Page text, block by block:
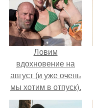
Ловим
вдохновение на
август (и уже очень
мы хотим в отпуск).